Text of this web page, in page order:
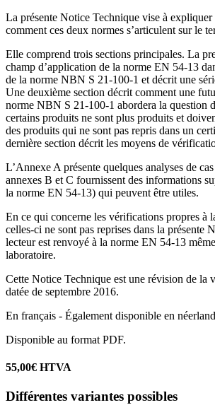
La présente Notice Technique vise à expliquer
comment ces deux normes s’articulent sur le
Elle comprend trois sections principales. La
champ d’application de la norme EN 54-13
de la norme NBN S 21-100-1 et décrit une
Une deuxième section décrit comment une
norme NBN S 21-100-1 abordera la question
certains produits ne sont plus produits et
des produits qui ne sont pas repris dans un
dernière section décrit les moyens de
L’Annexe A présente quelques analyses de
annexes B et C fournissent des informations
la norme EN 54-13) qui peuvent être utiles.
En ce qui concerne les vérifications propres à
celles-ci ne sont pas reprises dans la présente
lecteur est renvoyé à la norme EN 54-13
laboratoire.
Cette Notice Technique est une révision de la
datée de septembre 2016.
En français - Également disponible en
Disponible au format PDF.
55,00€ HTVA
Différentes variantes possibles